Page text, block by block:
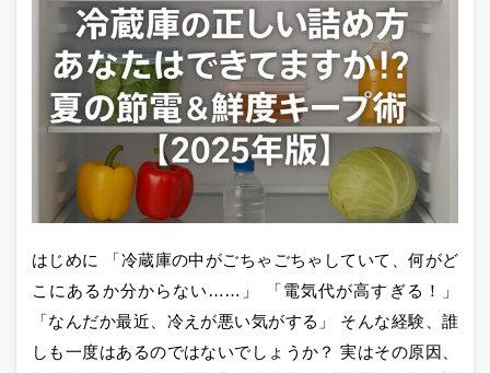
はじめに 「冷蔵庫の中がごちゃごちゃしていて、何がど
こにあるか分からない……」 「電気代が高すぎる！」
「なんだか最近、冷えが悪い気がする」 そんな経験、誰
しも一度はあるのではないでしょうか？ 実はその原因、